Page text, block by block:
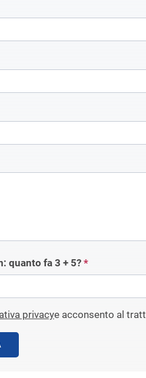
quanto fa 3 + 5? *
privacye acconsento al